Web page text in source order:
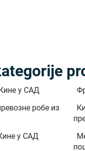
у САД
робе из
у САД